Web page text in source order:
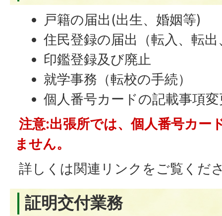
戸籍の届出(出生、婚姻等)
住民登録の届出（転入、転
印鑑登録及び廃止
就学事務（転校の手続）
個人番号カードの記載事項
注意:出張所では、個人番号カー
ません。
詳しくは関連リンクをご覧くだ
証明交付業務